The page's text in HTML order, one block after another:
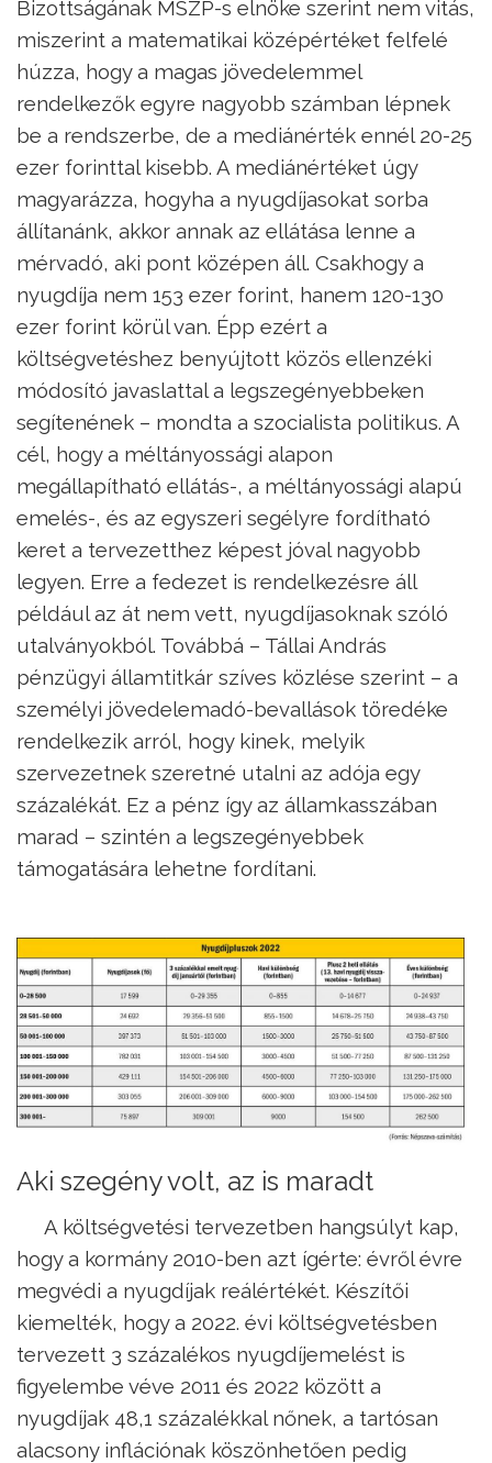
Bizottságának MSZP-s elnöke szerint nem vitás,
miszerint a matematikai középértéket felfelé
húzza, hogy a magas jövedelemmel
rendelkezők egyre nagyobb számban lépnek
be a rendszerbe, de a mediánérték ennél 20-25
ezer forinttal kisebb. A mediánértéket úgy
magyarázza, hogyha a nyugdíjasokat sorba
állítanánk, akkor annak az ellátása lenne a
mérvadó, aki pont középen áll. Csakhogy a
nyugdíja nem 153 ezer forint, hanem 120-130
ezer forint körül van. Épp ezért a
költségvetéshez benyújtott közös ellenzéki
módosító javaslattal a legszegényebbeken
segítenének – mondta a szocialista politikus. A
cél, hogy a méltányossági alapon
megállapítható ellátás-, a méltányossági alapú
emelés-, és az egyszeri segélyre fordítható
keret a tervezetthez képest jóval nagyobb
legyen. Erre a fedezet is rendelkezésre áll
például az át nem vett, nyugdíjasoknak szóló
utalványokból. Továbbá – Tállai András
pénzügyi államtitkár szíves közlése szerint – a
személyi jövedelemadó-bevallások töredéke
rendelkezik arról, hogy kinek, melyik
szervezetnek szeretné utalni az adója egy
százalékát. Ez a pénz így az államkasszában
marad – szintén a legszegényebbek
támogatására lehetne fordítani.
Aki szegény volt, az is maradt
A költségvetési tervezetben hangsúlyt kap,
hogy a kormány 2010-ben azt ígérte: évről évre
megvédi a nyugdíjak reálértékét. Készítői
kiemelték, hogy a 2022. évi költségvetésben
tervezett 3 százalékos nyugdíjemelést is
figyelembe véve 2011 és 2022 között a
nyugdíjak 48,1 százalékkal nőnek, a tartósan
alacsony inflációnak köszönhetően pedig